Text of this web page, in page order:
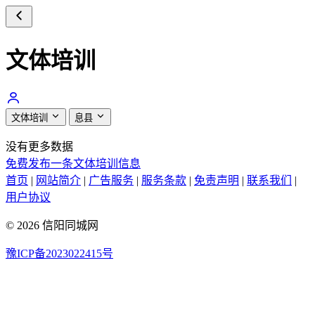
文体培训
文体培训 息县
没有更多数据
免费发布一条文体培训信息
首页 | 网站简介 | 广告服务 | 服务条款 | 免责声明 | 联系我们
|
用户协议
© 2026 信阳同城网
豫ICP备2023022415号